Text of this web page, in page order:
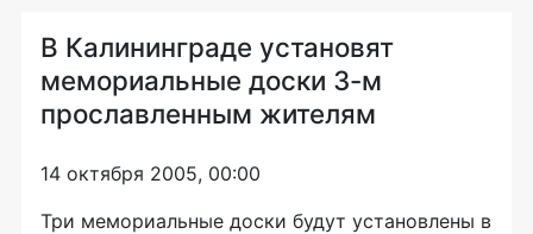
В Калининграде установят
мемориальные доски 3-м
прославленным жителям
14 октября 2005, 00:00
Три мемориальные доски будут установлены в